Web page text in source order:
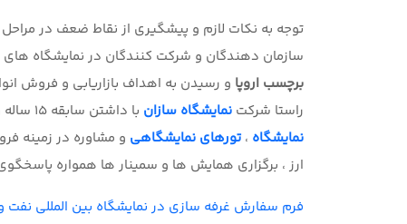
توجه به نکات لازم و پیشگیری از نقاط ضعف در مراحل
سازمان دهندگان و شرکت کنندگان در نمایشگاه
برچسب اروپا و رسیدن به اهداف بازاریابی و فروش
راستا شرکت نمایشگاه سازان با داشتن سابقه 15 ساله و افرادی مجرب و متخصص در حوزه های
نمایشگاه ،تورهای نمایشگاهی و مشاوره در زمینه
ارز ، برگزاری همایش ها و سمینار ها همواره
فرم سفارش غرفه سازی در نمایشگاه بین المللی نفت